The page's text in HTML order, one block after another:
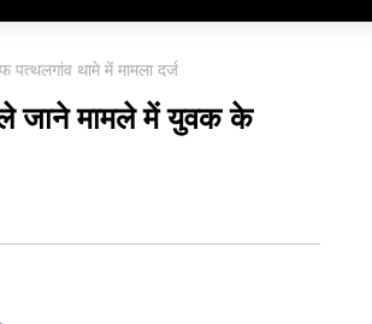
थामे में मामला दर्ज
जाने मामले में युवक के